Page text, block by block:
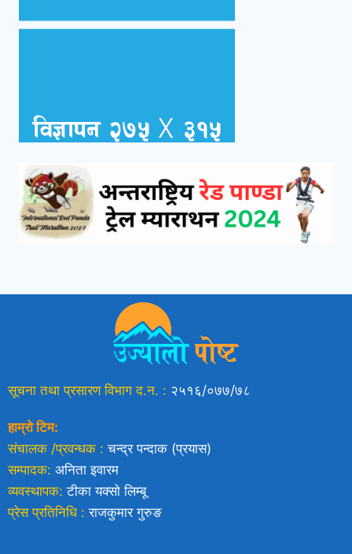
सूचना तथा प्रसारण विभाग द.न. : २५१६/०७७/७८
हाम्रो टिम:
संचालक /प्रवन्धक : चन्द्र पन्दाक (प्रयास)
सम्पादक: अनिता इवारम
व्यवस्थापक: टीका यक्साे लिम्बू
प्रेस प्रतिनिधि : राजकुमार गुरुङ